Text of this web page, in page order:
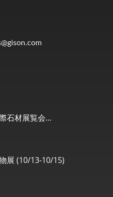
石材展覧会...
展 (10/13-10/15)